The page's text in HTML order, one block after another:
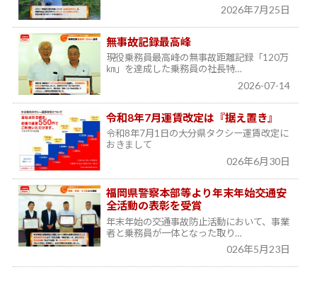
2026年7月25日
無事故記録最高峰
現役乗務員最高峰の無事故距離記録「120万
㎞」を達成した乗務員の社長特…
2026-07-14
令和8年7月運賃改定は『据え置き』
令和8年7月1日の大分県タクシー運賃改定に
おきまして
026年6月30日
福岡県警察本部等より年末年始交通安
全活動の表彰を受賞
年末年始の交通事故防止活動において、事業
者と乗務員が一体となった取り…
026年5月23日